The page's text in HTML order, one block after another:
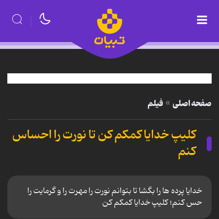
صفحه اصلی فیلم
کلیپ خدایا کمکم کن تا نورت را احساس
کنم
خدایا پرده ها را بگشا تا بتوانم نورت را مهرت را و گرمایت را
حس کنم؛ کلیپ خدایا کمکم کن